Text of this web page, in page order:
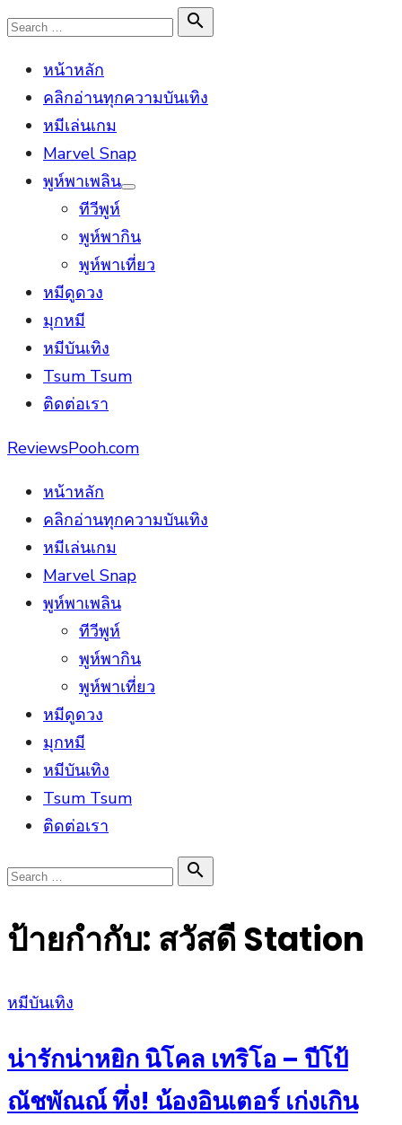
Skip
content
Search

Search
หน้าหลัก
คลิกอ่านทุกความบันเทิง
หมีเล่นเกม
Marvel Snap
พูห์พาเพลิน
Show
ทีวีพูห์
พูห์พากิน
พูห์พาเที่ยว
หมีดูดวง
มุกหมี
หมีบันเทิง
Tsum Tsum
ติดต่อเรา
ReviewsPooh.com
หน้าหลัก
คลิกอ่านทุกความบันเทิง
หมีเล่นเกม
Marvel Snap
พูห์พาเพลิน
ทีวีพูห์
พูห์พากิน
พูห์พาเที่ยว
หมีดูดวง
มุกหมี
หมีบันเทิง
Tsum Tsum
ติดต่อเรา
Search

Search
ป้ายกำกับ: สวัสดี Station
Posted
หมีบันเทิง
น่ารักน่าหยิก นิโคล เทริโอ – ปีโป้
ณัชพัณณ์ ทึ่ง! น้องอินเตอร์ เก่งเกิน